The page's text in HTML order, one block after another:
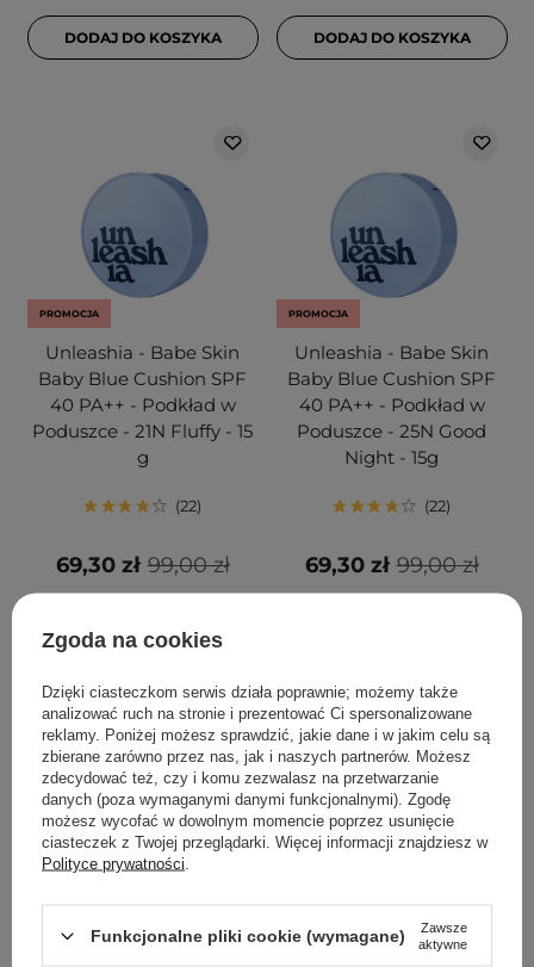
DODAJ DO KOSZYKA DODAJ DO KOSZYKA
PROMOCJA
Unleashia - Babe Skin
Baby Blue Cushion SPF
40 PA++ - Podkład w
Poduszce - 21N Fluffy - 15
g
22
99,00 zł
69,30 zł
PROMOCJA
Unleashia - Babe Skin
Baby Blue Cushion SPF
40 PA++ - Podkład w
Poduszce - 25N Good
Night - 15g
22
99,00 zł
69,30 zł
TIRTIR - Mask Fit Red
TIRTIR - Mask Fit Red
Zgoda na cookies
Dzięki ciasteczkom serwis działa poprawnie; możemy także
analizować ruch na stronie i prezentować Ci spersonalizowane
reklamy. Poniżej możesz sprawdzić, jakie dane i w jakim celu są
zbierane zarówno przez nas, jak i naszych partnerów. Możesz
zdecydować też, czy i komu zezwalasz na przetwarzanie
danych (poza wymaganymi danymi funkcjonalnymi). Zgodę
możesz wycofać w dowolnym momencie poprzez usunięcie
ciasteczek z Twojej przeglądarki. Więcej informacji znajdziesz w
Polityce prywatności
Funkcjonalne pliki cookie (wymagane)
Zawsze
aktywne